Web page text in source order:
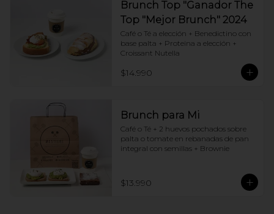
Brunch Top "Ganador The
Top "Mejor Brunch" 2024
Café o Té a elección + Benedictino con
base palta + Proteina a elección +
Croissant Nutella
$14.990
Brunch para Mi
Café o Té + 2 huevos pochados sobre
palta o tomate en rebanadas de pan
integral con semillas + Brownie
$13.990